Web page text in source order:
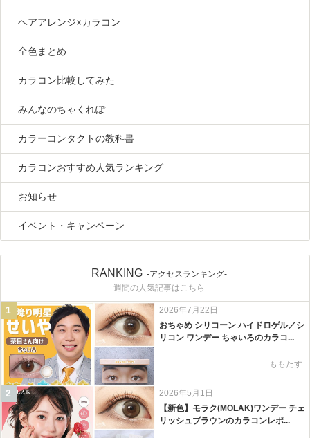
ヘアアレンジ×カラコン
全色まとめ
カラコン比較してみた
みんなのちゃくれぽ
カラーコンタクトの教科書
カラコンおすすめ人気ランキング
お知らせ
イベント・キャンペーン
RANKING -アクセスランキング-
週間の人気記事はこちら
1
2026年7月22日
おちゃめ シリコーン ハイドロゲル／シ
リコン ワンデー ちゃいろのカラコ...
ももたす
2
2026年5月1日
【新色】モラク(MOLAK)ワンデー チェ
リッシュブラウンのカラコンレポ...